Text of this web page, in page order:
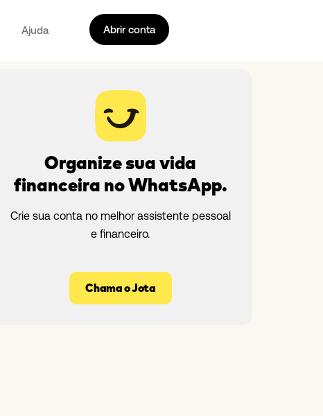
Ajuda Abrir conta
Organize sua vida
financeira no WhatsApp.
Crie sua conta no melhor assistente pessoal
e financeiro.
Chama o Jota